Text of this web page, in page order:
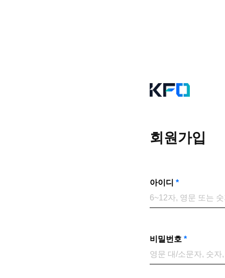
회원가입
아이디 *
비밀번호 *